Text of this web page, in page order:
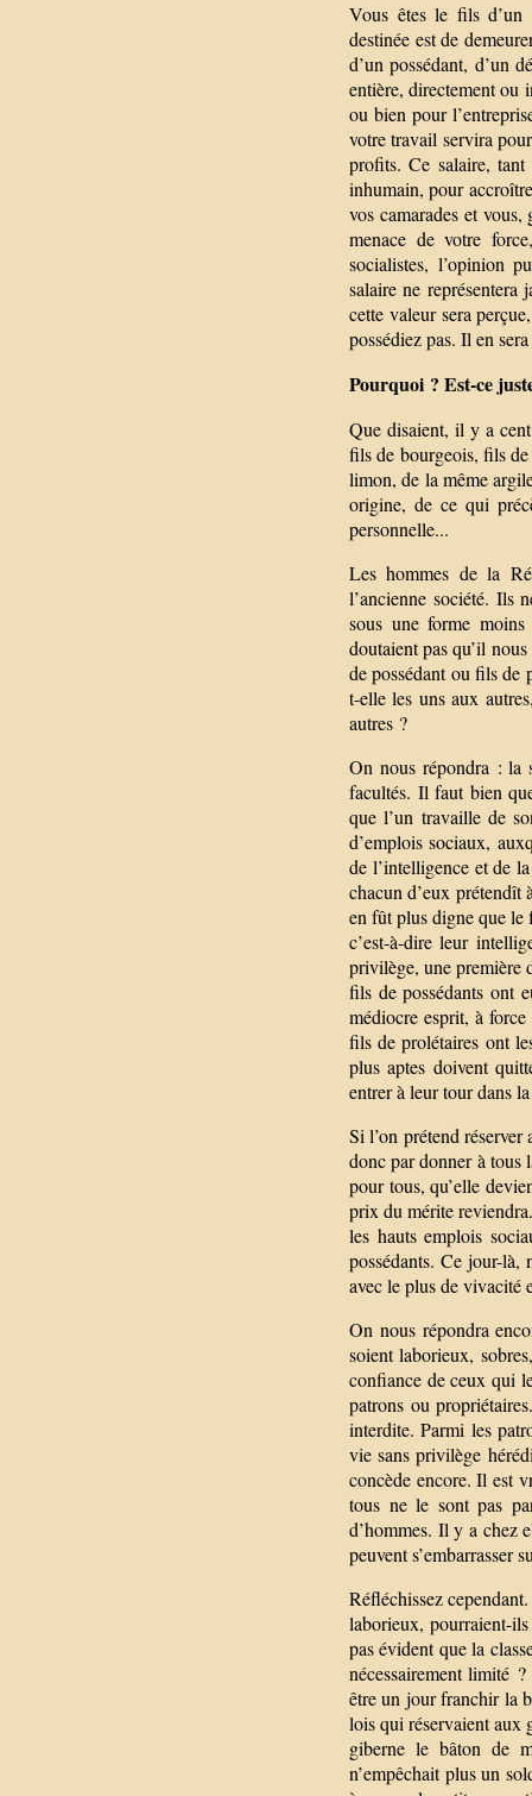
Vous êtes le fils d’un
destinée est de
d’un possédant, d’un
entière, directement ou
ou bien pour
votre travail servira
profits. Ce salaire,
inhumain, pour
vos camarades et
menace de votre
socialistes, l’opinion
salaire ne
cette valeur sera
possédiez pas. Il en
Pourquoi ? Est-ce
Que disaient, il y a
fils de bourgeois, fils
limon, de la même
origine, de ce qui
personnelle...
Les hommes de la
l’ancienne société. Ils
sous une forme
doutaient pas qu’il
de possédant ou fils de
t-elle les uns aux
autres ?
On nous répondra : la
facultés. Il faut bien
que l’un travaille de
d’emplois sociaux,
de l’intelligence et de
chacun d’eux prétendît
en fût plus digne que le
c’est-à-dire leur
privilège, une première
fils de possédants ont
médiocre esprit, à
fils de prolétaires ont
plus aptes doivent
entrer à leur tour dans
Si l’on prétend
donc par donner à tous
pour tous, qu’elle
prix du mérite
les hauts emplois
possédants. Ce jour-là,
avec le plus de vivacité
On nous répondra
soient laborieux,
confiance de ceux qui
patrons ou
interdite. Parmi les
vie sans privilège
concède encore. Il est
tous ne le sont pas
d’hommes. Il y a chez
peuvent s’embarrasser
Réfléchissez
laborieux, pourraient-
pas évident que la
nécessairement limité
être un jour franchir la
lois qui réservaient aux
giberne le bâton de
n’empêchait plus un